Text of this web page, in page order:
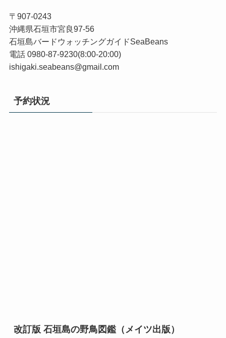
〒907-0243
沖縄県石垣市宮良97-56
石垣島バードウォッチングガイドSeaBeans
電話 0980-87-9230(8:00-20:00)
ishigaki.seabeans@gmail.com
予約状況
改訂版 石垣島の野鳥図鑑（メイツ出版）